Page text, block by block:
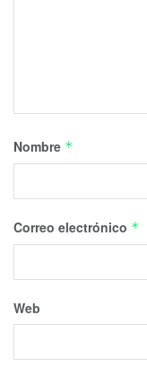
Nombre *
Correo electrónico *
Web